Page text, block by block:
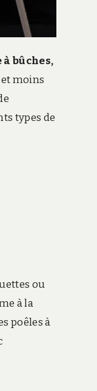
à bûches,
moins
types de
ou
à la
poêles à